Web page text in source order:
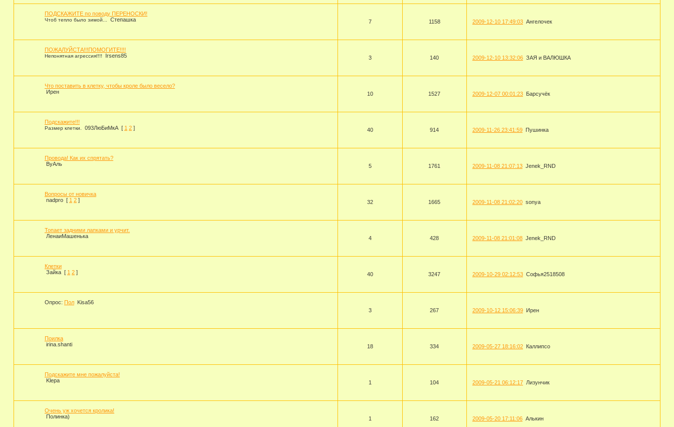
ПОДСКАЖИТЕ по поводу ПЕРЕНОСКИ!
Чтоб тепло было зимой... Степашка 7 1158 2009-12-10 17:49:03 Ангелочек
ПОЖАЛУЙСТА!!!ПОМОГИТЕ!!!!
Непонятная агрессия!!!! Irsens85 3 140 2009-12-10 13:32:06 ЗАЯ и ВАЛЮШКА
Что поставить в клетку, чтобы кроле было весело?
Ирен
10 1527 2009-12-07 00:01:23 Барсучёк
Подскажите!!!
Размер клетки. 093ЛюБиМкА [ 1 2 ] 40 914 2009-11-26 23:41:59 Пушинка
Провода! Как их спрятать?
ВуАль
5 1761 2009-11-08 21:07:13 Jenek_RND
Вопросы от новичка
nadpro [ 1 2 ] 32 1665 2009-11-08 21:02:20 sonya
Топает задними лапками и урчит.
ЛенаиМашенька
4 428 2009-11-08 21:01:08 Jenek_RND
Клетки
Зайка [ 1 2 ] 40 3247 2009-10-29 02:12:53 Софья2518508
Опрос: Пол Kisa56
3
267 2009-10-12 15:06:39 Ирен
Поилка
irina.shanti
18 334 2009-05-27 18:16:02 Каллипсо
Подскажите мне пожалуйста!
Klepa
1 104 2009-05-21 06:12:17 Лизунчик
Очень уж хочется кролика!
Полинка)
1 162 2009-05-20 17:11:06 Алькин